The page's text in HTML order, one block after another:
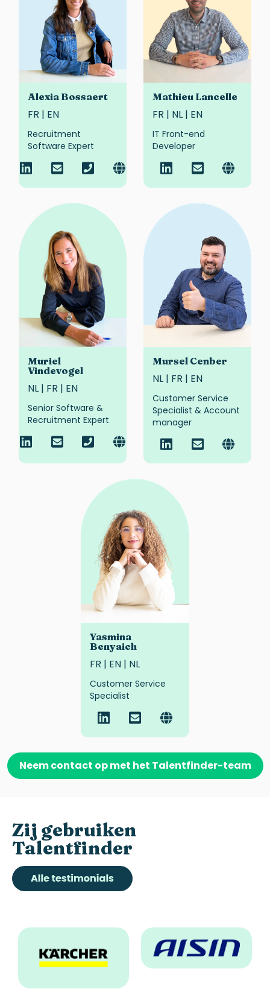
Alexia Bossaert
FR | EN
Recruitment
Software Expert
Mathieu Lancelle
FR | NL | EN
IT Front-end
Developer
Muriel
Vindevogel
NL | FR | EN
Senior Software &
Recruitment Expert
Mursel Cenber
NL | FR | EN
Customer Service
Specialist & Account
manager
Yasmina
Benyaich
FR | EN | NL
Customer Service
Specialist
Neem contact op met het Talentfinder-team
Zij gebruiken
Talentfinder